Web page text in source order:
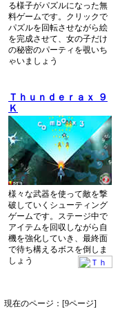
る様子がパズルになった無
料ゲームです。クリックで
パズルを回転させながら絵
を完成させて、女の子だけ
の秘密のパーティを覗いち
ゃいましょう
Ｔｈｕｎｄｅｒａｘ ９
Ｋ
様々な武器を使って敵を撃
破していくシューティング
ゲームです。ステージ中で
アイテムを回収しながら自
機を強化していき、最終面
で待ち構えるボスを倒しま
しょう
現在のページ：[9ページ]